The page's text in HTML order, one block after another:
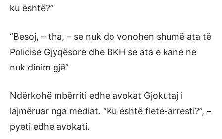
ku është?”
“Besoj, – tha, – se nuk do vonohen shumë ata të
Policisë Gjyqësore dhe BKH se ata e kanë ne
nuk dinim gjë”.
Ndërkohë mbërriti edhe avokat Gjokutaj i
lajmëruar nga mediat. “Ku është fletë-arresti?”, –
pyeti edhe avokati.